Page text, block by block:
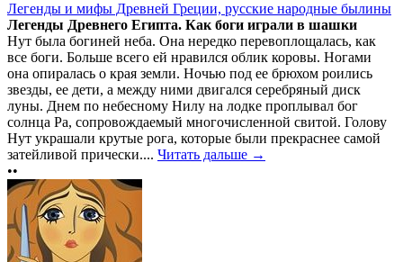
Легенды и мифы Древней Греции, русские народные былины
Легенды Древнего Египта. Как боги играли в шашки
Нут была богиней неба. Она нередко перевоплощалась, как
все боги. Больше всего ей нравился облик коровы. Ногами
она опиралась о края земли. Ночью под ее брюхом роились
звезды, ее дети, а между ними двигался серебряный диск
луны. Днем по небесному Нилу на лодке проплывал бог
солнца Ра, сопровождаемый многочисленной свитой. Голову
Нут украшали крутые рога, которые были прекраснее самой
затейливой прически.... Читать дальше →
••